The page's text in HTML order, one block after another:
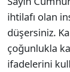
ihtilafı olan
düşersiniz.
çoğunlukla
ifadelerini